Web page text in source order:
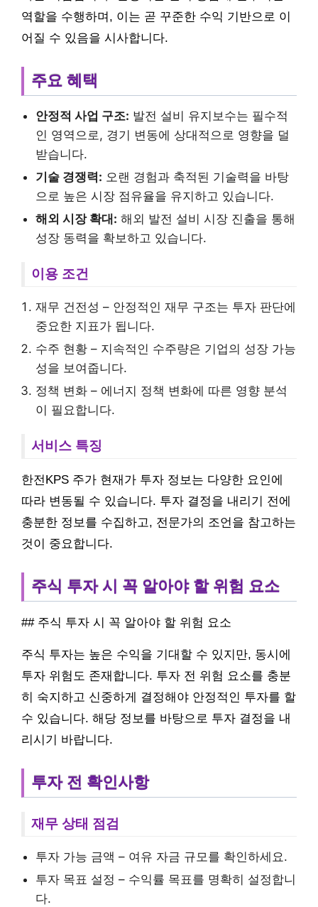
역할을 수행하며, 이는 곧 꾸준한 수익 기반으로 이
어질 수 있음을 시사합니다.
주요 혜택
안정적 사업 구조: 발전 설비 유지보수는 필수적
인 영역으로, 경기 변동에 상대적으로 영향을 덜
받습니다.
기술 경쟁력: 오랜 경험과 축적된 기술력을 바탕
으로 높은 시장 점유율을 유지하고 있습니다.
해외 시장 확대: 해외 발전 설비 시장 진출을 통해
성장 동력을 확보하고 있습니다.
이용 조건
재무 건전성 – 안정적인 재무 구조는 투자 판단에
중요한 지표가 됩니다.
수주 현황 – 지속적인 수주량은 기업의 성장 가능
성을 보여줍니다.
정책 변화 – 에너지 정책 변화에 따른 영향 분석
이 필요합니다.
서비스 특징
한전KPS 주가 현재가 투자 정보는 다양한 요인에
따라 변동될 수 있습니다. 투자 결정을 내리기 전에
충분한 정보를 수집하고, 전문가의 조언을 참고하는
것이 중요합니다.
주식 투자 시 꼭 알아야 할 위험 요소
## 주식 투자 시 꼭 알아야 할 위험 요소
주식 투자는 높은 수익을 기대할 수 있지만, 동시에
투자 위험도 존재합니다. 투자 전 위험 요소를 충분
히 숙지하고 신중하게 결정해야 안정적인 투자를 할
수 있습니다. 해당 정보를 바탕으로 투자 결정을 내
리시기 바랍니다.
투자 전 확인사항
재무 상태 점검
투자 가능 금액 – 여유 자금 규모를 확인하세요.
투자 목표 설정 – 수익률 목표를 명확히 설정합니
다.